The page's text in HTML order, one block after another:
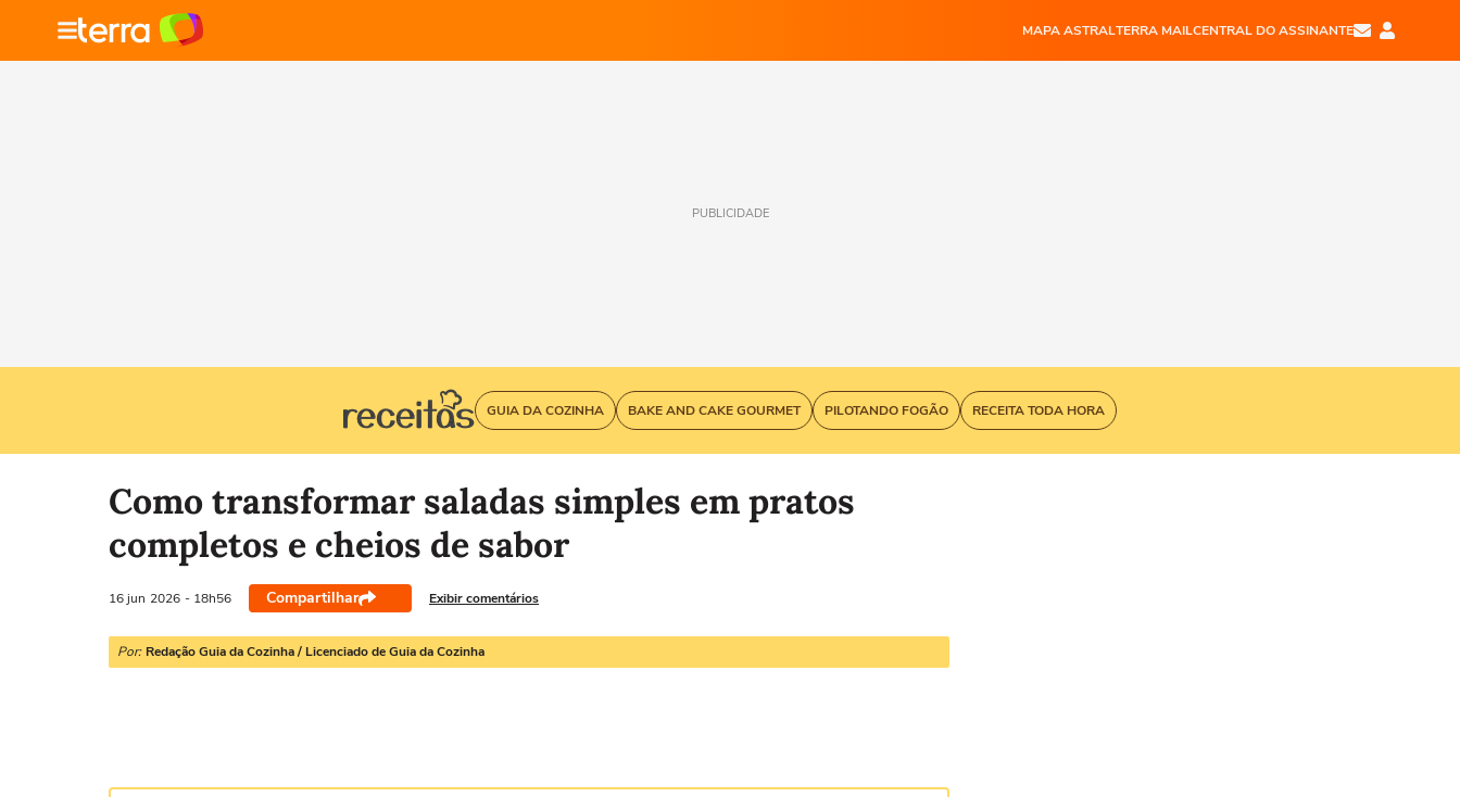
MAPA ASTRALTERRA MAILCENTRAL DO ASSINANTE
PUBLICIDADE
GUIA DA COZINHA BAKE AND CAKE GOURMET PILOTANDO FOGÃO RECEITA TODA HORA
Como transformar saladas simples em pratos
completos e cheios de sabor
16 jun 2026 - 18h56 Compartilhar Exibir comentários
Por: Redação Guia da Cozinha / Licenciado de Guia da Cozinha